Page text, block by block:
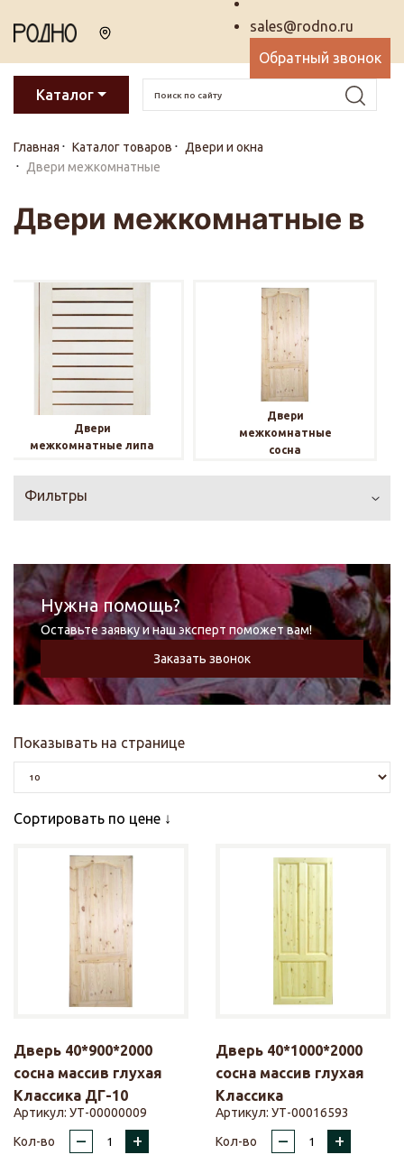
sales@rodno.ru
Обратный звонок
Каталог
Главная Каталог товаров
Двери и окна
Двери межкомнатные
Двери межкомнатные в
Двери
межкомнатные липа
Двери
межкомнатные
сосна
Фильтры
Нужна помощь?
Оставьте заявку и наш эксперт поможет вам!
Заказать звонок
Показывать на странице
Сортировать по цене
Дверь 40*900*2000
сосна массив глухая
Классика ДГ-10
Артикул: УТ-00000009
Кол-во
– +
Дверь 40*1000*2000
сосна массив глухая
Классика
Артикул: УТ-00016593
Кол-во
– +